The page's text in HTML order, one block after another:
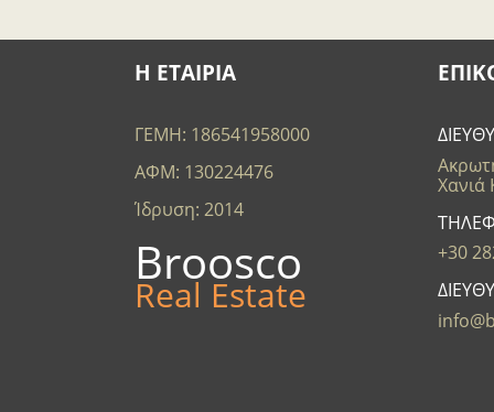
Η ΕΤΑΙΡΙΑ
ΓΕΜΗ: 186541958000
ΑΦΜ: 130224476
Ίδρυση: 2014
Broosco
Real Estate
Χανιά
+30